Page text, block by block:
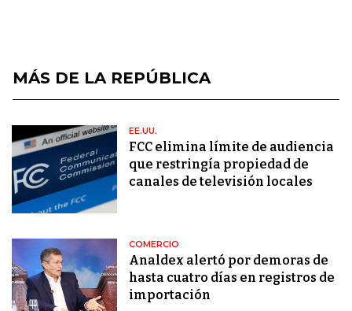
MÁS DE LA REPÚBLICA
EE.UU.
FCC elimina límite de audiencia
que restringía propiedad de
canales de televisión locales
COMERCIO
Analdex alertó por demoras de
hasta cuatro días en registros de
importación